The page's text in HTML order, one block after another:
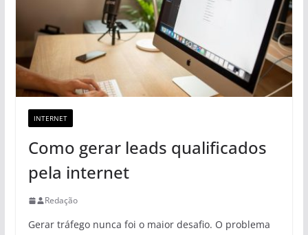
INTERNET
Como gerar leads qualificados
pela internet
Redação
Gerar tráfego nunca foi o maior desafio. O problema